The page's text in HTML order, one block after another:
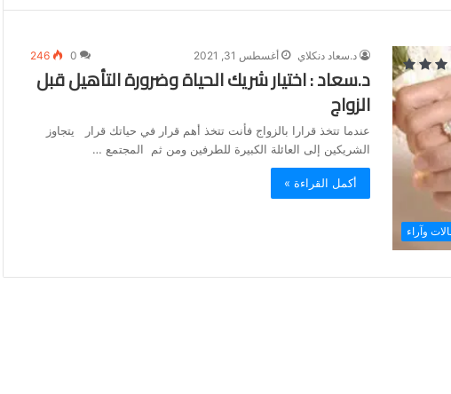
وآراء
د.سعاد دنكلاي أغسطس 31, 2021 0
246
د.سعاد : اختيار شريك الحياة وضرورة التأهيل قبل
الزواج
عندما تتخذ قرارا بالزواج فأنت تتخذ أهم قرار في حياتك قرار يتجاوز
الشريكين إلى العائلة الكبيرة للطرفين ومن ثم المجتمع …
أكمل القراءة »